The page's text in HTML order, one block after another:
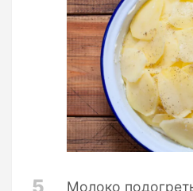
Молоко